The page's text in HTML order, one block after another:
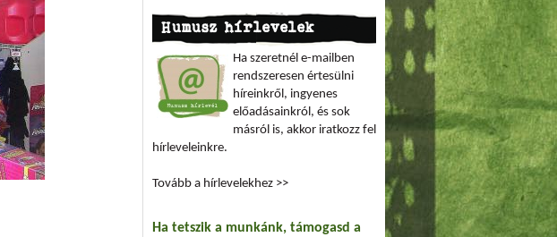
Humusz hírlevelek
Ha szeretnél e-mailben
rendszeresen értesülni
híreinkről, ingyenes
előadásainkról, és sok
másról is, akkor iratkozz fel
hírleveleinkre.
Tovább a hírlevelekhez >>
Ha tetszik a munkánk, támogasd a